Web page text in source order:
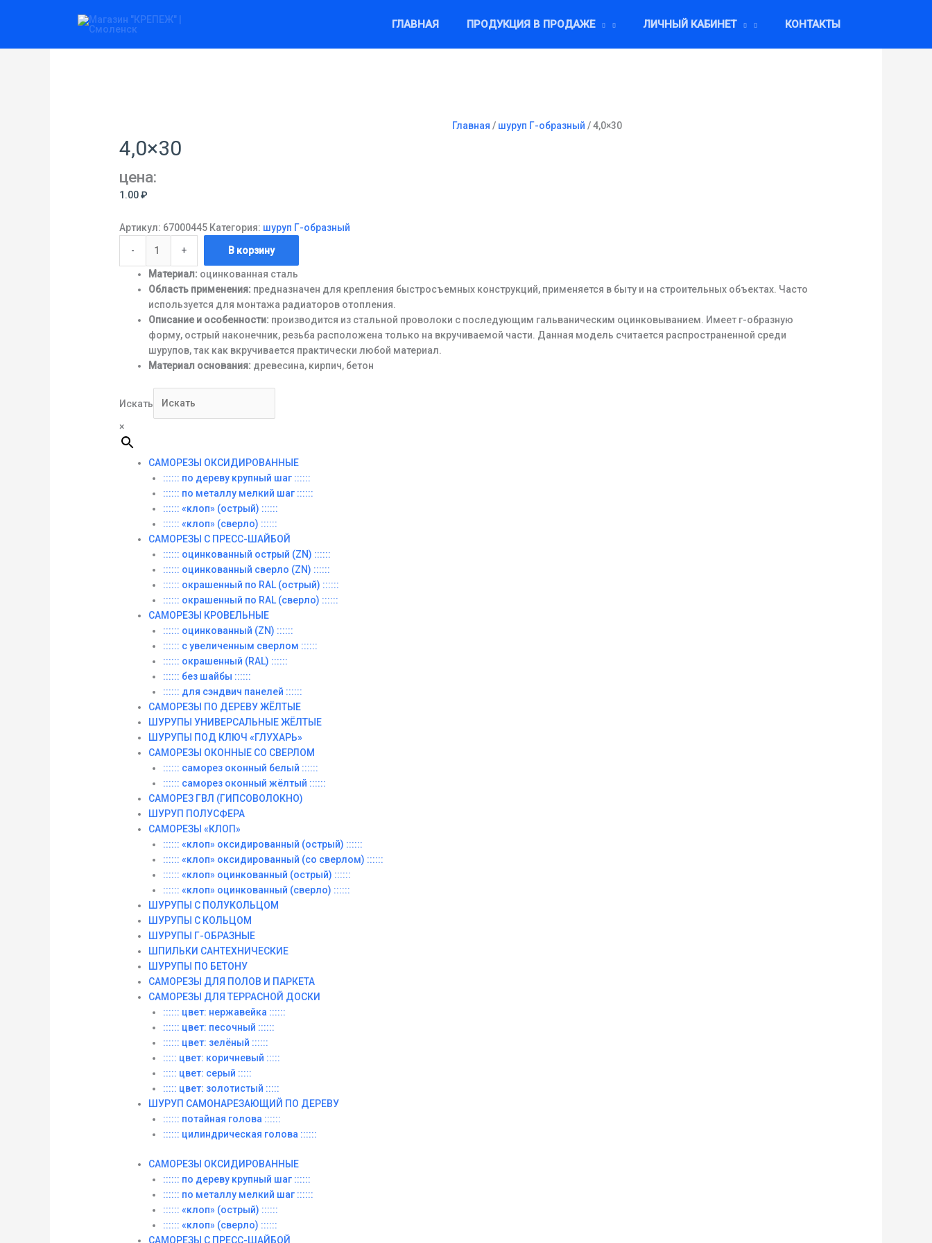
ГЛАВНАЯ ПРОДУКЦИЯ В ПРОДАЖЕ ЛИЧНЫЙ КАБИНЕТ КОНТАКТЫ
Главная / шуруп Г-образный / 4,0×30
4,0×30
цена:
1.00₽
Артикул: 67000445 Категория: шуруп Г-образный
-
товара
+ В корзину
Материал: оцинкованная сталь
Область применения: предназначен для крепления быстросъемных конструкций, применяется в быту и на строительных объектах. Часто
используется для монтажа радиаторов отопления.
Описание и особенности: производится из стальной проволоки с последующим гальваническим оцинковыванием. Имеет г-образную
форму, острый наконечник, резьба расположена только на вкручиваемой части. Данная модель считается распространенной среди
шурупов, так как вкручивается практически любой материал.
Материал основания: древесина, кирпич, бетон
Искать
×
САМОРЕЗЫ ОКСИДИРОВАННЫЕ
:::::: по дереву крупный шаг ::::::
:::::: по металлу мелкий шаг ::::::
:::::: «клоп» (острый) ::::::
:::::: «клоп» (сверло) ::::::
САМОРЕЗЫ С ПРЕСС-ШАЙБОЙ
:::::: оцинкованный острый (ZN) ::::::
:::::: оцинкованный сверло (ZN) ::::::
:::::: окрашенный по RAL (острый) ::::::
:::::: окрашенный по RAL (сверло) ::::::
САМОРЕЗЫ КРОВЕЛЬНЫЕ
:::::: оцинкованный (ZN) ::::::
:::::: с увеличенным сверлом ::::::
:::::: окрашенный (RAL) ::::::
:::::: без шайбы ::::::
:::::: для сэндвич панелей ::::::
САМОРЕЗЫ ПО ДЕРЕВУ ЖЁЛТЫЕ
ШУРУПЫ УНИВЕРСАЛЬНЫЕ ЖЁЛТЫЕ
ШУРУПЫ ПОД КЛЮЧ «ГЛУХАРЬ»
САМОРЕЗЫ ОКОННЫЕ СО СВЕРЛОМ
:::::: саморез оконный белый ::::::
:::::: саморез оконный жёлтый ::::::
САМОРЕЗ ГВЛ (ГИПСОВОЛОКНО)
ШУРУП ПОЛУСФЕРА
САМОРЕЗЫ «КЛОП»
:::::: «клоп» оксидированный (острый) ::::::
:::::: «клоп» оксидированный (со сверлом) ::::::
:::::: «клоп» оцинкованный (острый) ::::::
:::::: «клоп» оцинкованный (сверло) ::::::
ШУРУПЫ С ПОЛУКОЛЬЦОМ
ШУРУПЫ С КОЛЬЦОМ
ШУРУПЫ Г-ОБРАЗНЫЕ
ШПИЛЬКИ САНТЕХНИЧЕСКИЕ
ШУРУПЫ ПО БЕТОНУ
САМОРЕЗЫ ДЛЯ ПОЛОВ И ПАРКЕТА
САМОРЕЗЫ ДЛЯ ТЕРРАСНОЙ ДОСКИ
:::::: цвет: нержавейка ::::::
:::::: цвет: песочный ::::::
:::::: цвет: зелёный ::::::
::::: цвет: коричневый :::::
::::: цвет: серый :::::
::::: цвет: золотистый :::::
ШУРУП САМОНАРЕЗАЮЩИЙ ПО ДЕРЕВУ
:::::: потайная голова ::::::
:::::: цилиндрическая голова ::::::
САМОРЕЗЫ ОКСИДИРОВАННЫЕ
:::::: по дереву крупный шаг ::::::
:::::: по металлу мелкий шаг ::::::
:::::: «клоп» (острый) ::::::
:::::: «клоп» (сверло) ::::::
САМОРЕЗЫ С ПРЕСС-ШАЙБОЙ